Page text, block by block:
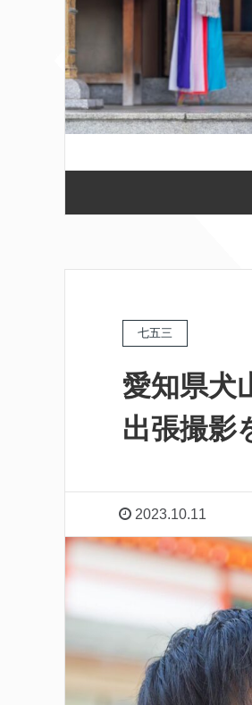
七五三
愛知県犬
出張撮影
2023.10.11